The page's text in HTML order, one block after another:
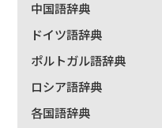
中国語辞典
ドイツ語辞典
ポルトガル語辞典
ロシア語辞典
各国語辞典